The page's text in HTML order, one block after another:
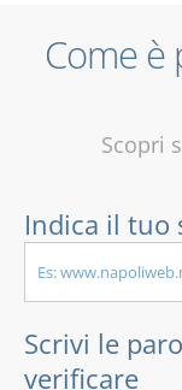
Come è
Scopri
Indica il tuo
Scrivi le
verificare